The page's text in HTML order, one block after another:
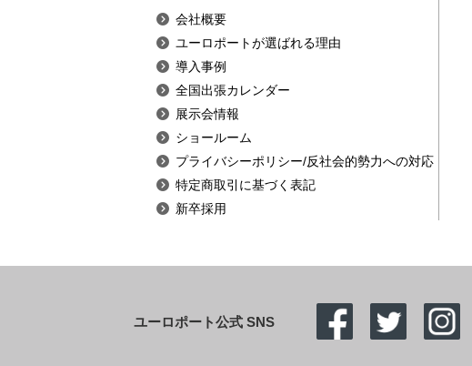
会社概要
ユーロポートが選ばれる理由
導入事例
全国出張カレンダー
展示会情報
ショールーム
プライバシーポリシー/反社会的勢力への対応
特定商取引に基づく表記
新卒採用
ユーロポート公式 SNS